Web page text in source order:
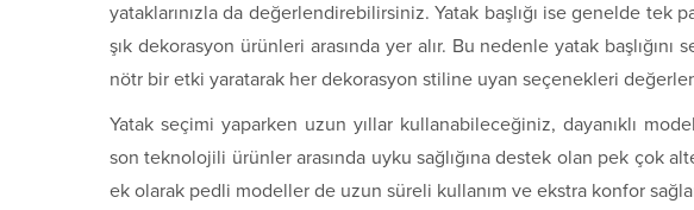
yataklarınızla da değerlendirebilirsiniz. Yatak başlığı ise genelde tek
şık dekorasyon ürünleri arasında yer alır. Bu nedenle yatak
nötr bir etki yaratarak her dekorasyon stiline uyan seçenekleri
Yatak seçimi yaparken uzun yıllar kullanabileceğiniz, dayanıklı
son teknolojili ürünler arasında uyku sağlığına destek olan pek çok
ek olarak pedli modeller de uzun süreli kullanım ve ekstra konfor